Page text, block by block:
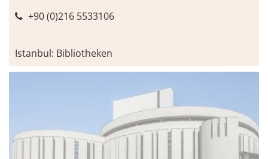
+90 (0)216 5533106
Istanbul: Bibliotheken